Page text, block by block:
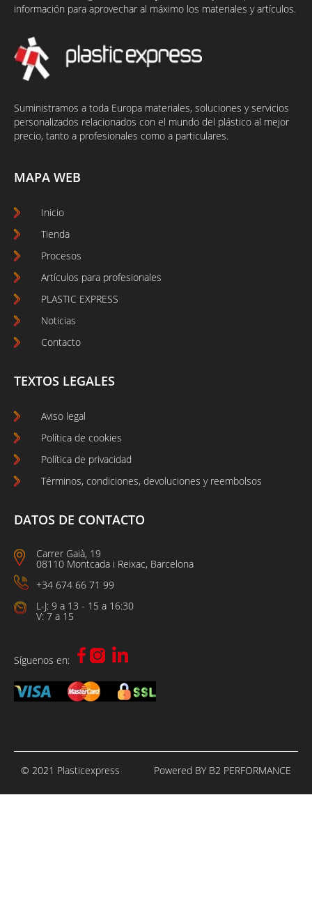
información para aprovechar al máximo los materiales y artículos.
Suministramos a toda Europa materiales, soluciones y servicios
personalizados relacionados con el mundo del plástico al mejor
precio, tanto a profesionales como a particulares.
MAPA WEB
Inicio
Tienda
Procesos
Artículos para profesionales
PLASTIC EXPRESS
Noticias
Contacto
TEXTOS LEGALES
Aviso legal
Política de cookies
Política de privacidad
Términos, condiciones, devoluciones y reembolsos
DATOS DE CONTACTO
Carrer Gaià, 19
08110 Montcada i Reixac, Barcelona
+34 674 66 71 99
L-J: 9 a 13 - 15 a 16:30
V: 7 a 15
Síguenos en:
© 2021 Plasticexpress Powered BY B2 PERFORMANCE